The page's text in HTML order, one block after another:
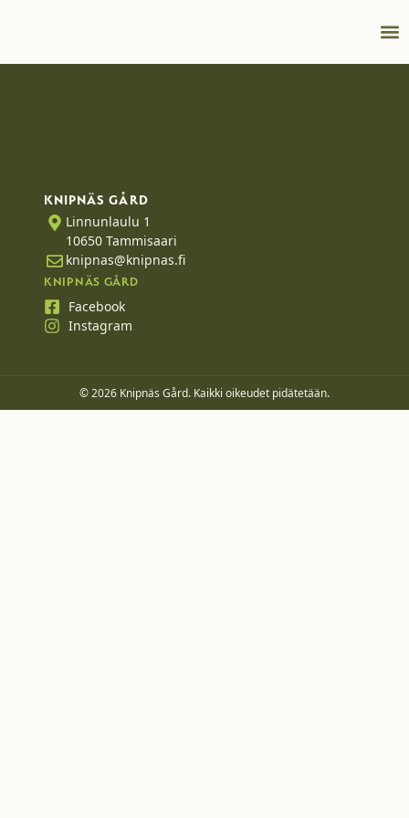
KNIPNÄS GÅRD
Linnunlaulu 1
10650 Tammisaari
knipnas@knipnas.fi
KNIPNÄS GÅRD
Facebook
Instagram
© 2026 Knipnäs Gård. Kaikki oikeudet pidätetään.